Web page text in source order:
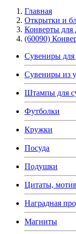
Главная
Открытки и
Конверты для
(60090)
Сувениры для
Сувениры из
Штампы для
Футболки
Кружки
Посуда
Подушки
Цитаты,
Наградная
Магниты